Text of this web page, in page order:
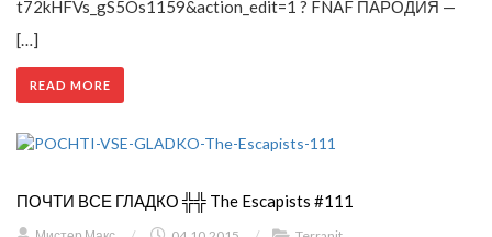
t72kHFVs_gS5Os1159&action_edit=1 ? FNAF ПАРОДИЯ —
[…]
READ MORE
ПОЧТИ ВСЕ ГЛАДКО ╬╬ The Escapists #111